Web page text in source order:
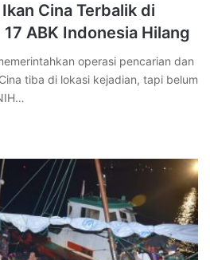
Cina Terbalik di
ABK Indonesia Hilang
operasi pencarian dan
tiba di lokasi kejadian, tapi belum